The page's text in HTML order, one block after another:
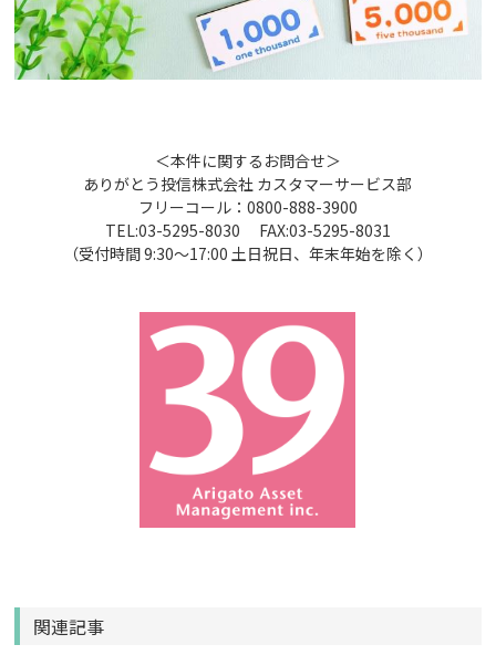
＜本件に関するお問合せ＞
ありがとう投信株式会社 カスタマーサービス部
フリーコール：0800-888-3900
TEL:03-5295-8030 FAX:03-5295-8031
（受付時間 9:30～17:00 土日祝日、年末年始を除く）
関連記事